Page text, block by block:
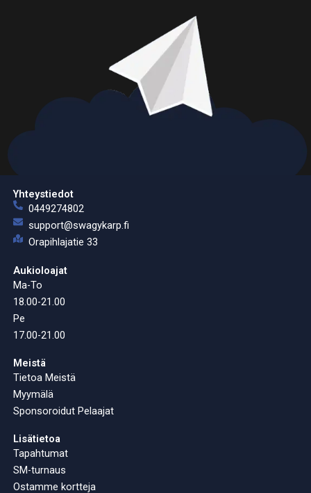
Yhteystiedot
0449274802
support@swagykarp.fi
Orapihlajatie 33
Aukioloajat
Ma-To
18.00-21.00
Pe
17.00-21.00
Meistä
Tietoa Meistä
Myymälä
Sponsoroidut Pelaajat
Lisätietoa
Tapahtumat
SM-turnaus
Ostamme kortteja